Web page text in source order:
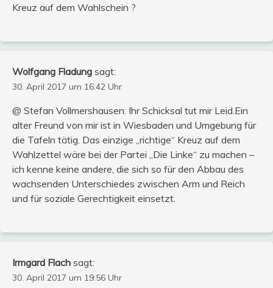
Kreuz auf dem Wahlschein ?
Wolfgang Fladung sagt:
30. April 2017 um 16:42 Uhr
@ Stefan Vollmershausen: Ihr Schicksal tut mir Leid.Ein
alter Freund von mir ist in Wiesbaden und Umgebung für
die Tafeln tätig. Das einzige „richtige“ Kreuz auf dem
Wahlzettel wäre bei der Partei „Die Linke“ zu machen –
ich kenne keine andere, die sich so für den Abbau des
wachsenden Unterschiedes zwischen Arm und Reich
und für soziale Gerechtigkeit einsetzt.
Irmgard Flach sagt:
30. April 2017 um 19:56 Uhr